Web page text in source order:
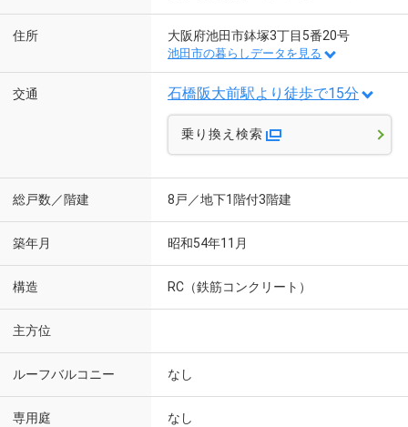
住所 大阪府池田市鉢塚3丁目5番20号
池田市の暮らしデータを見る
交通 石橋阪大前駅より徒歩で15分
乗り換え検索
総戸数／階建 8戸／地下1階付3階建
築年月 昭和54年11月
構造 RC（鉄筋コンクリート）
主方位
ルーフバルコニー なし
専用庭 なし